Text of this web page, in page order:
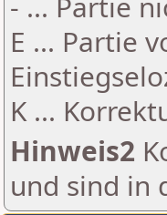
E ... Partie
K ...
Hinweis2
und sind in